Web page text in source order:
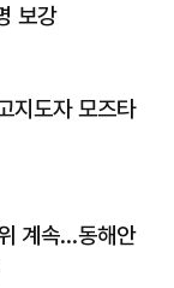
보강
지도자 모즈타
계속…동해안